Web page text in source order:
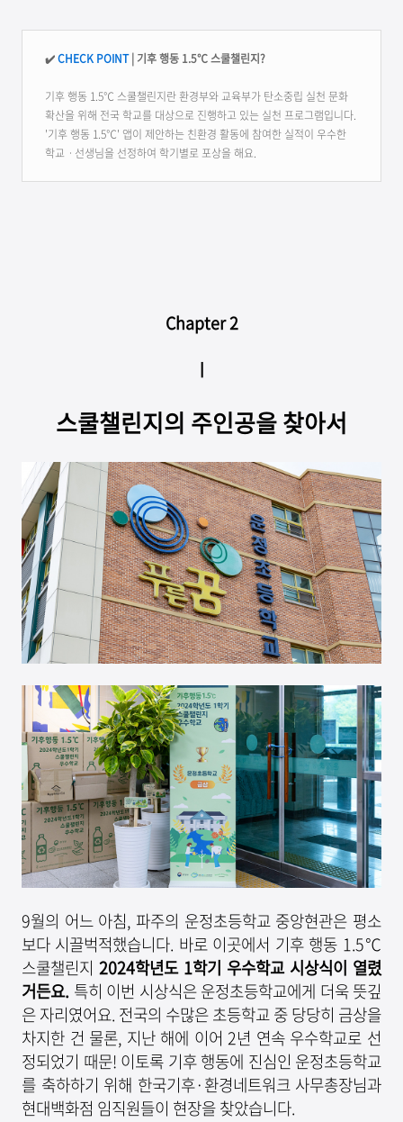
✔️CHECK POINT| 기후 행동 1.5℃ 스쿨챌린지?
기후 행동 1.5℃ 스쿨챌린지란 환경부와 교육부가 탄소중립 실천 문화
확산을 위해 전국 학교를 대상으로 진행하고 있는 실천 프로그램입니다.
'기후 행동 1.5℃' 앱이 제안하는 친환경 활동에 참여한 실적이 우수한
학교ㆍ선생님을 선정하여 학기별로 포상을 해요.
Chapter 2
ㅣ
스쿨챌린지의 주인공을 찾아서
9월의 어느 아침, 파주의 운정초등학교 중앙현관은 평소
보다 시끌벅적했습니다. 바로 이곳에서 기후 행동 1.5℃
스쿨챌린지 2024학년도1학기 우수학교 시상식이 열렸
거든요. 특히 이번 시상식은 운정초등학교에게 더욱 뜻깊
은 자리였어요. 전국의 수많은 초등학교 중 당당히 금상을
차지한 건 물론, 지난 해에 이어 2년 연속 우수학교로 선
정되었기 때문! 이토록 기후 행동에 진심인 운정초등학교
를 축하하기 위해 한국기후·환경네트워크 사무총장님과
현대백화점 임직원들이 현장을 찾았습니다.